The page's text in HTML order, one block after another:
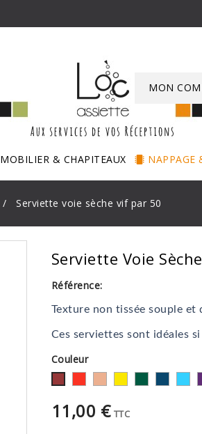
MON
MOBILIER & CHAPITEAUX NAPPAGE
Serviette voie sèche vif par 50
Serviette Voie
Référence:
Texture non tissée souple et
Ces serviettes sont idéales
Couleur
Bordeaux
11,00 € TTC